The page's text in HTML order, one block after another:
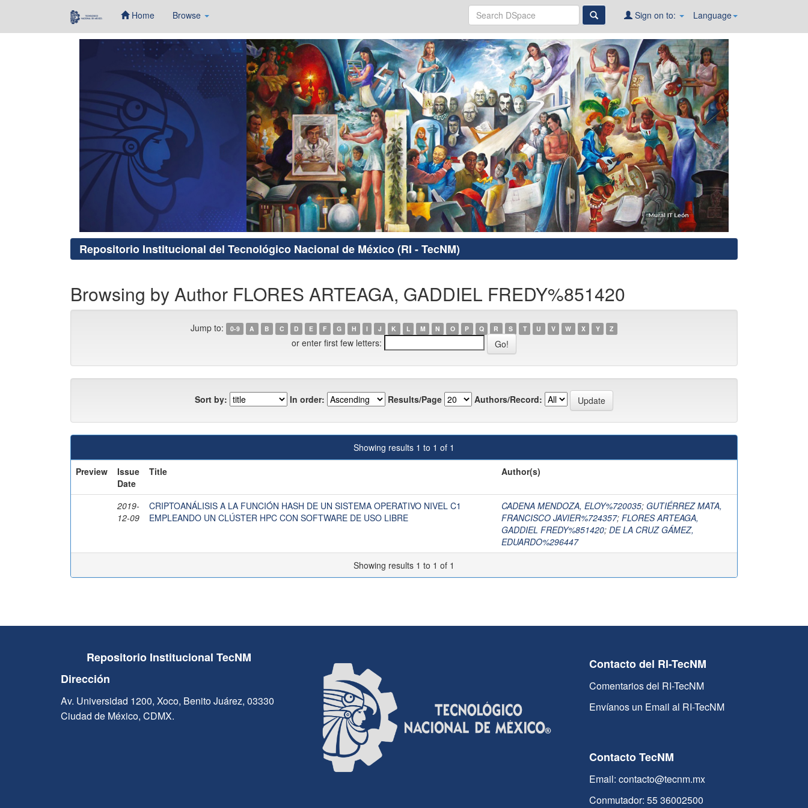
Home Browse Language
Sign on to:
Repositorio Institucional del Tecnológico Nacional de México (RI - TecNM)
Browsing by Author FLORES ARTEAGA, GADDIEL FREDY%851420
Jump to: 0-9 A B C D E F G H I J K L M N O P Q R S T U V W X Y Z
or enter first few letters:
Sort by: In order: Results/Page Authors/Record:
Showing results 1 to 1 of 1
Preview
Issue
Date
Title Author(s)
2019-
12-09
CRIPTOANÁLISIS A LA FUNCIÓN HASH DE UN SISTEMA OPERATIVO NIVEL C1
EMPLEANDO UN CLÚSTER HPC CON SOFTWARE DE USO LIBRE
CADENA MENDOZA, ELOY%720035; GUTIÉRREZ MATA,
FRANCISCO JAVIER%724357; FLORES ARTEAGA,
GADDIEL FREDY%851420; DE LA CRUZ GÁMEZ,
EDUARDO%296447
Showing results 1 to 1 of 1
Repositorio Institucional TecNM
Dirección
Av. Universidad 1200, Xoco, Benito Juárez, 03330
Ciudad de México, CDMX.
Contacto del RI-TecNM
Comentarios del RI-TecNM
Envíanos un Email al RI-TecNM
Contacto TecNM
Email: contacto@tecnm.mx
Conmutador: 55 36002500